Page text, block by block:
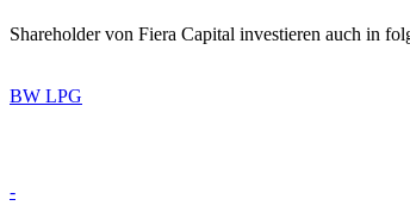
Shareholder von Fiera Capital investieren auch in
BW LPG
-